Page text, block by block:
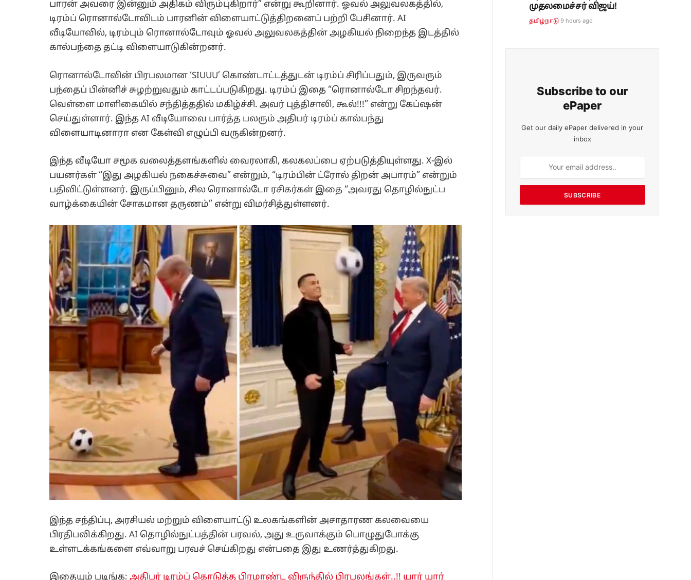
பாரன் அவரை இன்னும் அதிகம் விரும்புகிறார்” என்று கூறினார். ஓவல் அலுவலகத்தில்,
டிரம்ப் ரொனால்டோவிடம் பாரனின் விளையாட்டுத்திறனைப் பற்றி பேசினார். AI
வீடியோவில், டிரம்பும் ரொனால்டோவும் ஓவல் அலுவலகத்தின் அழகியல் நிறைந்த இடத்தில்
கால்பந்தை தட்டி விளையாடுகின்றனர்.
ரொனால்டோவின் பிரபலமான ‘SIUUU’ கொண்டாட்டத்துடன் டிரம்ப் சிரிப்பதும், இருவரும்
பந்தைப் பின்னிச் சுழற்றுவதும் காட்டப்படுகிறது. டிரம்ப் இதை “ரொனால்டோ சிறந்தவர்.
வெள்ளை மாளிகையில் சந்தித்ததில் மகிழ்ச்சி. அவர் புத்திசாலி, கூல்!!!” என்று கேப்ஷன்
செய்துள்ளார். இந்த AI வீடியோவை பார்த்த பலரும் அதிபர் டிரம்ப் கால்பந்து
விளையாடினாரா என கேள்வி எழுப்பி வருகின்றனர்.
இந்த வீடியோ சமூக வலைத்தளங்களில் வைரலாகி, கலகலப்பை ஏற்படுத்தியுள்ளது. X-இல்
பயனர்கள் “இது அழகியல் நகைச்சுவை” என்றும், “டிரம்பின் ட்ரோல் திறன் அபாரம்” என்றும்
பதிவிட்டுள்ளனர். இருப்பினும், சில ரொனால்டோ ரசிகர்கள் இதை “அவரது தொழில்நுட்ப
வாழ்க்கையின் சோகமான தருணம்” என்று விமர்சித்துள்ளனர்.
இந்த சந்திப்பு, அரசியல் மற்றும் விளையாட்டு உலகங்களின் அசாதாரண கலவையை
பிரதிபலிக்கிறது. AI தொழில்நுட்பத்தின் பரவல், அது உருவாக்கும் பொழுதுபோக்கு
உள்ளடக்கங்களை எவ்வாறு பரவச் செய்கிறது என்பதை இது உணர்த்துகிறது.
இதையும் படிங்க:அதிபர் டிரம்ப் கொடுத்த பிரமாண்ட விருந்தில் பிரபலங்கள்..!! யார் யார்
முதலமைச்சர் விஜய்!
தமிழ்நாடு 9 hours ago
Subscribe to our
ePaper
Get our daily ePaper delivered in your
inbox
SUBSCRIBE